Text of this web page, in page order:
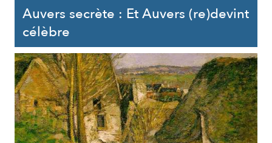
Auvers secrète : Et Auvers (re)devint
célèbre